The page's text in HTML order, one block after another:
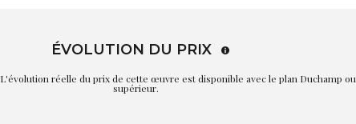
ÉVOLUTION DU PRIX
réelle du prix de cette œuvre est disponible avec le plan Duchamp ou
supérieur.